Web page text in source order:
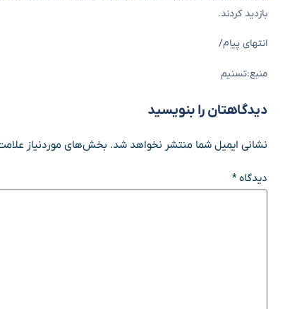
بازدید کردند.
انتهای پیام/
منبع:تسنیم
دیدگاهتان را بنویسید
نشانی ایمیل شما منتشر نخواهد شد. بخش‌های موردنیاز
دیدگاه*